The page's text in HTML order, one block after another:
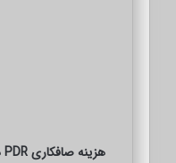
هزینه صافکاری PDR در تهران چقدر است؟